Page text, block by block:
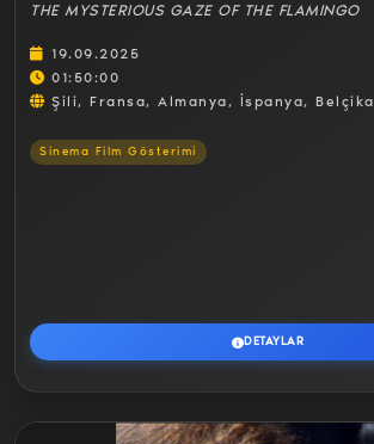
THE MYSTERIOUS GAZE OF THE FLAMINGO
19.09.2025
01:50:00
Şili, Fransa, Almanya, İspanya, Belçika
Sinema Film Gösterimi
DETAYLAR